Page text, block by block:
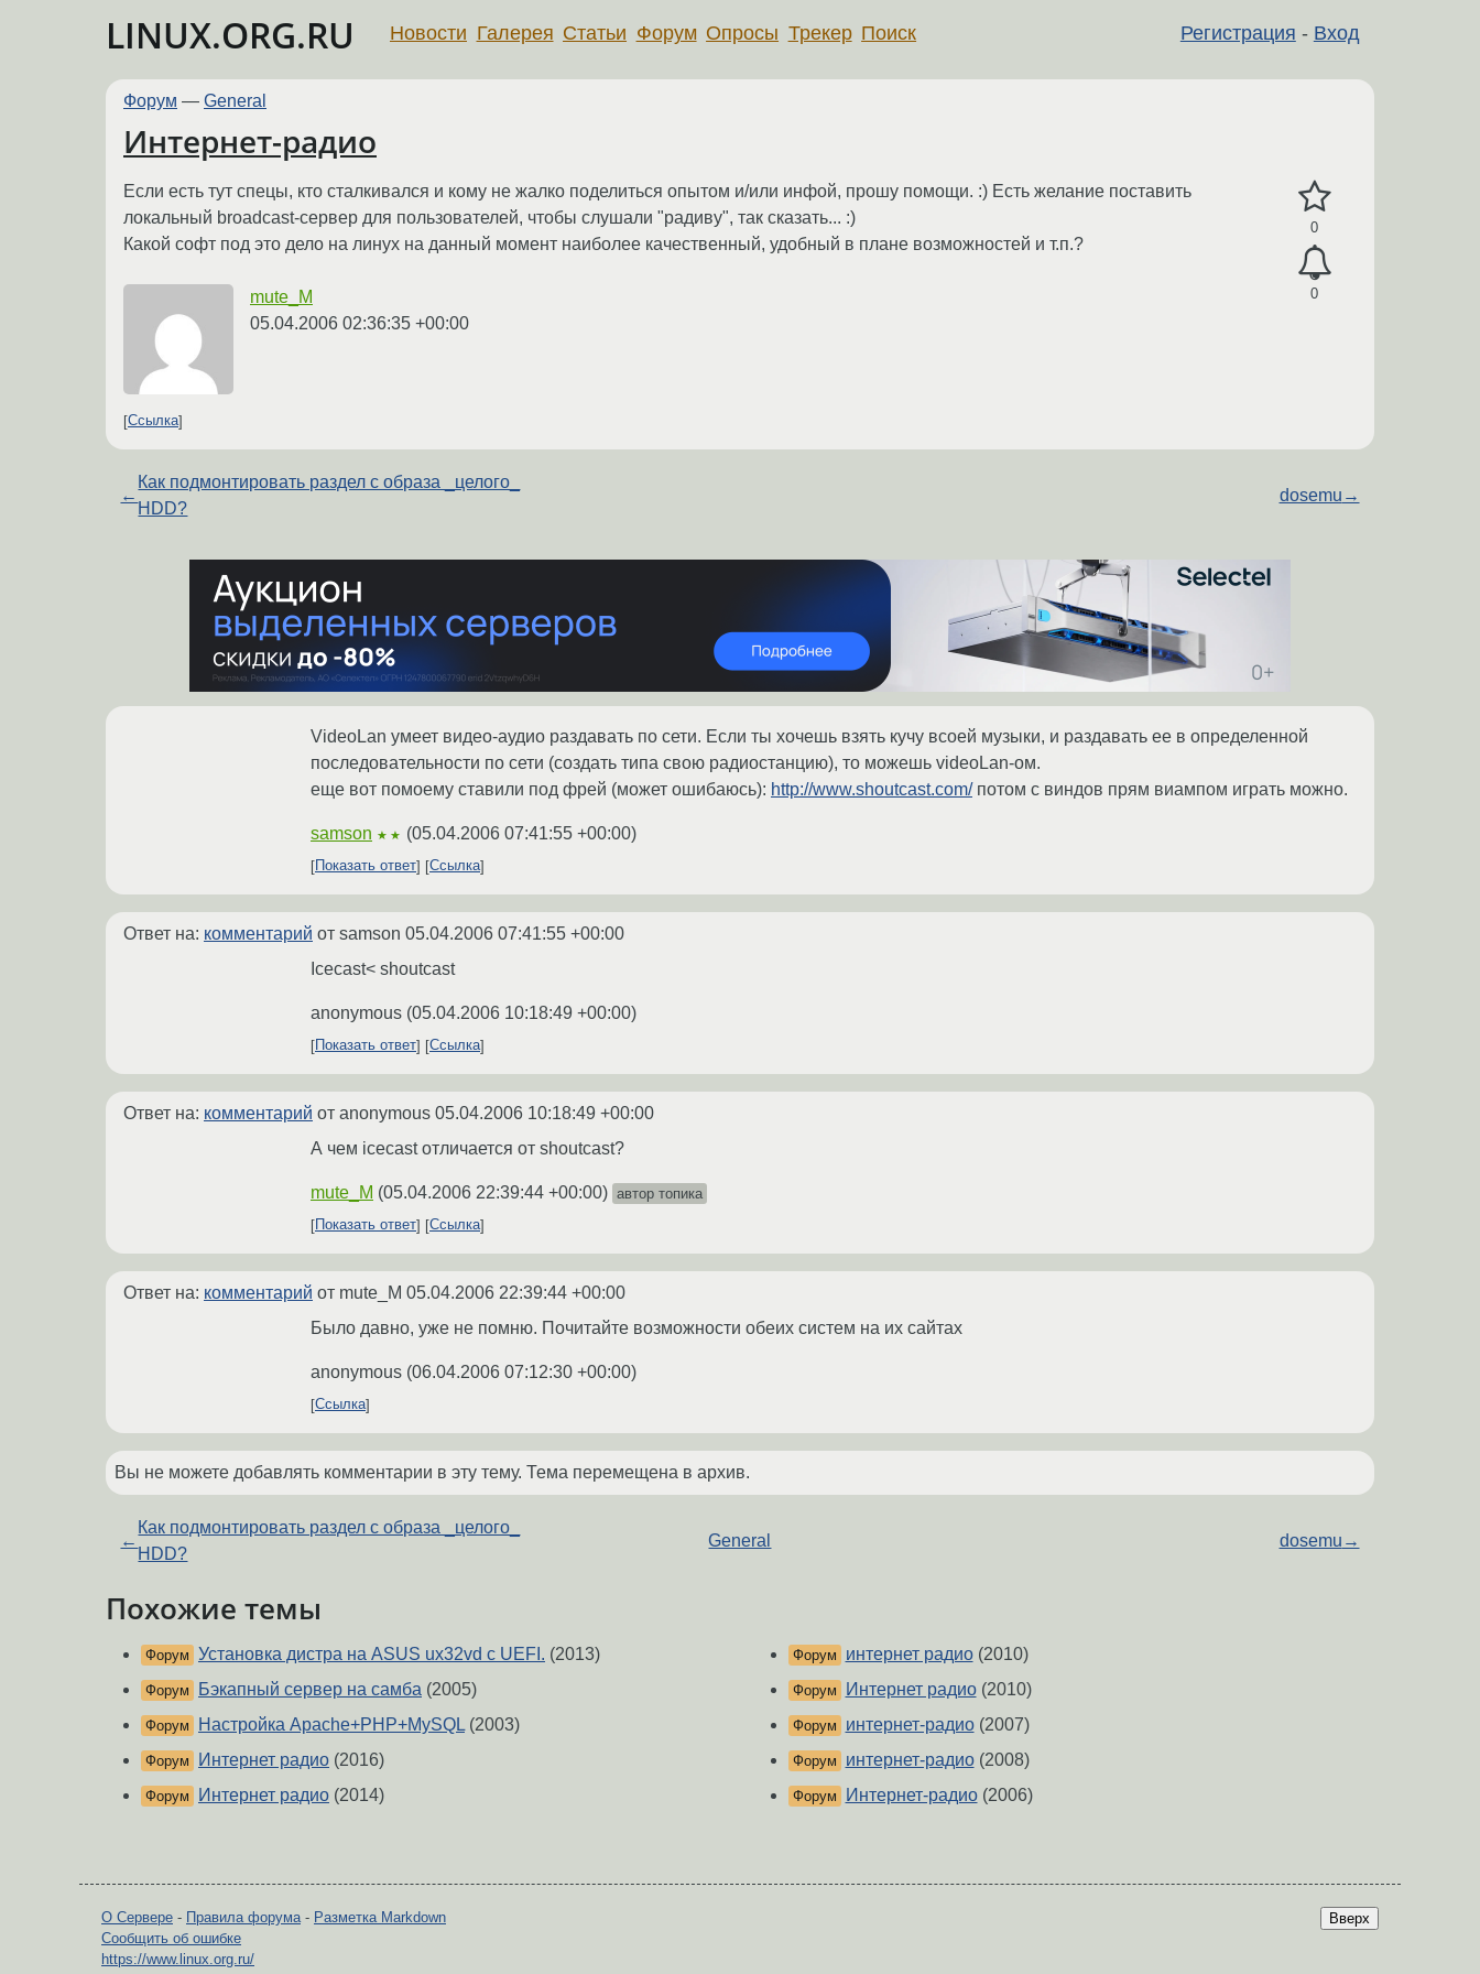
LINUX.ORG.RU Регистрация - Вход
Новости Галерея Статьи Форум Опросы Трекер Поиск
Форум — General
Интернет-радио
0
0
Если есть тут спецы, кто сталкивался и кому не жалко поделиться опытом и/или инфой, прошу помощи. :) Есть желание поставить
локальный broadcast-сервер для пользователей, чтобы слушали "радиву", так сказать... :)
Какой софт под это дело на линух на данный момент наиболее качественный, удобный в плане возможностей и т.п.?
mute_M
05.04.2006 02:36:35 +00:00
Ссылка
←
Как подмонтировать раздел с образа _целого_
HDD?
dosemu →
VideoLan умеет видео-аудио раздавать по сети. Если ты хочешь взять кучу всоей музыки, и раздавать ее в определенной
последовательности по сети (создать типа свою радиостанцию), то можешь videoLan-ом.
еще вот помоему ставили под фрей (может ошибаюсь): http://www.shoutcast.com/потом с виндов прям виампом играть можно.
samson ★★ (05.04.2006 07:41:55 +00:00)
Показать ответ Ссылка
Ответ на: комментарий от samson 05.04.2006 07:41:55 +00:00
Icecast< shoutcast
anonymous (05.04.2006 10:18:49 +00:00)
Показать ответ Ссылка
Ответ на: комментарий от anonymous 05.04.2006 10:18:49 +00:00
А чем icecast отличается от shoutcast?
mute_M (05.04.2006 22:39:44 +00:00) автор топика
Показать ответ
Ссылка
Ответ на: комментарий от mute_M 05.04.2006 22:39:44 +00:00
Было давно, уже не помню. Почитайте возможности обеих систем на их сайтах
anonymous (06.04.2006 07:12:30 +00:00)
Ссылка
Вы не можете добавлять комментарии в эту тему. Тема перемещена в архив.
←
Как подмонтировать раздел с образа _целого_
HDD?
General dosemu →
Похожие темы
Форум Установка дистра на ASUS ux32vd c UEFI. (2013)
Форум Бэкапный сервер на самба (2005)
Форум Настройка Apache+PHP+MySQL(2003)
Форум Интернет радио (2016)
Форум Интернет радио (2014)
Форум интернет радио(2010)
Форум Интернет радио(2010)
Форум интернет-радио(2007)
Форум интернет-радио(2008)
Форум Интернет-радио(2006)
Вверх
О Сервере - Правила форума- Разметка Markdown
Сообщить об ошибке
https://www.linux.org.ru/